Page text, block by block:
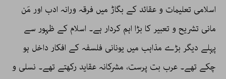
اسلامی تعلیمات و عقائد کے بگاڑ میں فرقہ ورانہ ادب اور مَن
مانی تشریح و تعبیر کا بڑا اہم کردار ہے۔ اسلام کے ظہور سے
پہلے دیگر بڑے مذاہب میں یونانی فلسفہ کے افکار داخل ہو
چکے تھے۔ عرب بت پرست، مشرکانہ عقاید رکھتے تھے۔ نسلی و